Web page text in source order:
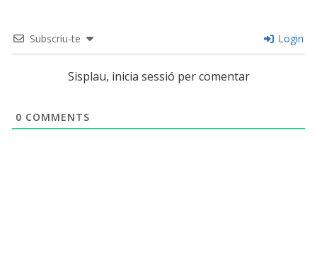
Subscriu-te Login
Sisplau, inicia sessió per comentar
0 COMMENTS